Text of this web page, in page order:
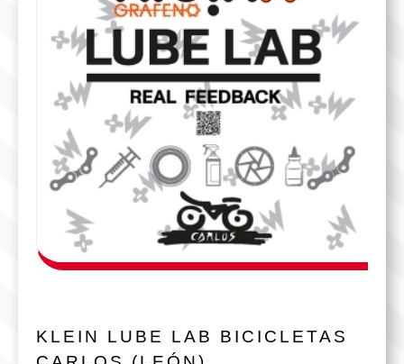
KLEIN LUBE LAB BICICLETAS